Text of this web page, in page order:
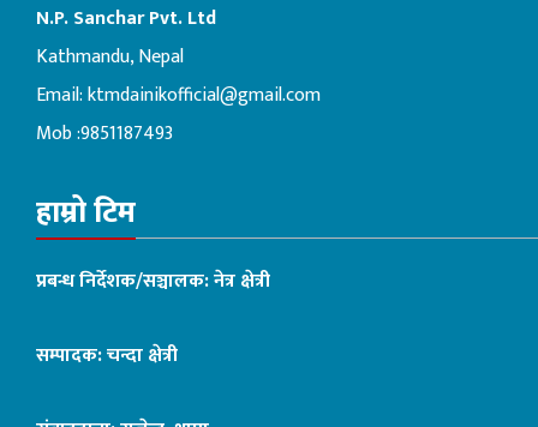
N.P. Sanchar Pvt. Ltd
Kathmandu, Nepal
Email:ktmdainikofficial@gmail.com
Mob :9851187493
हाम्रो टिम
प्रबन्ध निर्देशक/सञ्चालक: नेत्र क्षेत्री
सम्पादक: चन्दा क्षेत्री